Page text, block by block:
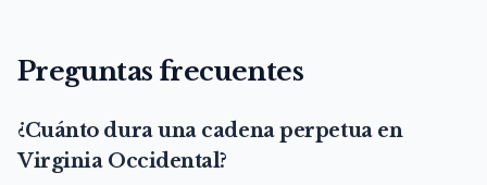
Preguntas frecuentes
¿Cuánto dura una cadena perpetua en
Virginia Occidental?